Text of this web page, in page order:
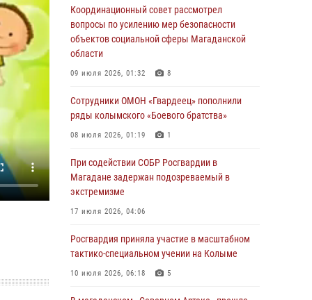
20 июля 2026, 04:02 8
При содействии СОБР Росгвардии в
Магадане задержан подозреваемый в
экстремизме
«Каникулы с Росгвардией» продолжаются на
Колыме
Начальник Главного штаба – первый
заместитель директора Росгвардии Герой
России генерал-полковник Сергей Бойко
профессиональным праздником
15 июля 2026, 06:21
Координационный совет рассмотрел
вопросы по усилению мер безопасности
объектов социальной сферы Магаданской
области
09 июля 2026, 01:32 8
Сотрудники ОМОН «Гвардеец» пополнили
ряды колымского «Боевого братства»
08 июля 2026, 01:19 1
При содействии СОБР Росгвардии в
Магадане задержан подозреваемый в
экстремизме
17 июля 2026, 04:06
Росгвардия приняла участие в масштабном
тактико-специальном учении на Колыме
10 июля 2026, 06:18 5